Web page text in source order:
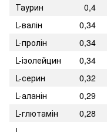
Таурин
0,4
L-валін
0,34
L-пролін
0,34
L-ізолейцин
0,34
L-серин
0,32
L-аланін
0,29
L-глютамін
0,28